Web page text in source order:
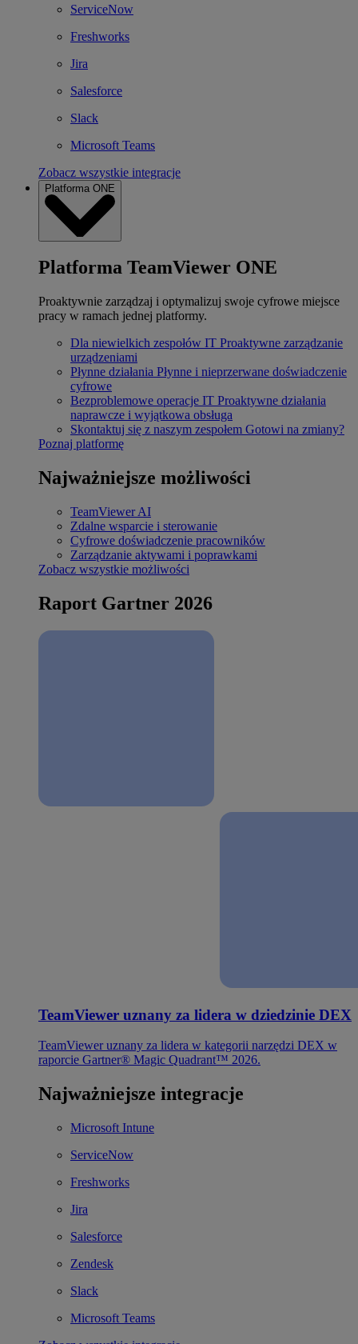
ServiceNow
Freshworks
Jira
Salesforce
Slack
Microsoft Teams
Zobacz wszystkie integracje
Platforma ONE
Platforma TeamViewer ONE
Proaktywnie zarządzaj i optymalizuj swoje cyfrowe miejsce
pracy w ramach jednej platformy.
Dla niewielkich zespołów IT Proaktywne zarządzanie
urządzeniami
Płynne działania Płynne i nieprzerwane doświadczenie
cyfrowe
Bezproblemowe operacje IT Proaktywne działania
naprawcze i wyjątkowa obsługa
Skontaktuj się z naszym zespołem Gotowi na zmiany?
Poznaj platformę
Najważniejsze możliwości
TeamViewer AI
Zdalne wsparcie i sterowanie
Cyfrowe doświadczenie pracowników
Zarządzanie aktywami i poprawkami
Zobacz wszystkie możliwości
Raport Gartner 2026
TeamViewer uznany za lidera w dziedzinie DEX
TeamViewer uznany za lidera w kategorii narzędzi DEX w
raporcie Gartner® Magic Quadrant™ 2026.
Najważniejsze integracje
Microsoft Intune
ServiceNow
Freshworks
Jira
Salesforce
Zendesk
Slack
Microsoft Teams